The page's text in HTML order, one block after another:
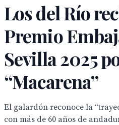
Los del Río
Premio
Sevilla 2025
“Macarena”
El galardón reconoce la
con más de 60 años de